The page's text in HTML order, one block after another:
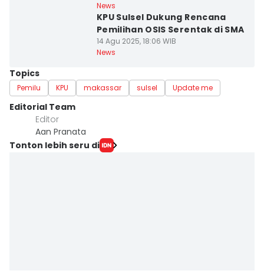
News
KPU Sulsel Dukung Rencana
Pemilihan OSIS Serentak di SMA
14 Agu 2025, 18:06 WIB
News
Topics
Pemilu KPU makassar sulsel Update me
Editorial Team
Editor
Aan Pranata
Tonton lebih seru di